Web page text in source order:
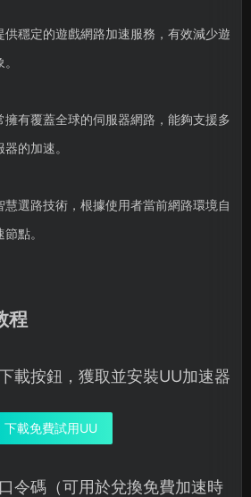
供穩定的遊戲網路加速服務，有效減少遊
擁有覆蓋全球的伺服器網路，能夠支援多
的加速。
慧選路技術，根據使用者當前網路環境自
點。
程
載按鈕，獲取並安裝UU加速器
下載免費試用UU
令碼（可用於兌換免費加速時